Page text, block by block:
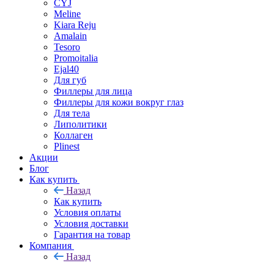
CYJ
Meline
Kiara Reju
Amalain
Tesoro
Promoitalia
Ejal40
Для губ
Филлеры для лица
Филлеры для кожи вокруг глаз
Для тела
Липолитики
Коллаген
Plinest
Акции
Блог
Как купить
Назад
Как купить
Условия оплаты
Условия доставки
Гарантия на товар
Компания
Назад